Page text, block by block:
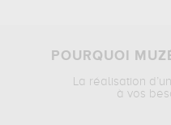
POURQUOI
La réalisation
à vos